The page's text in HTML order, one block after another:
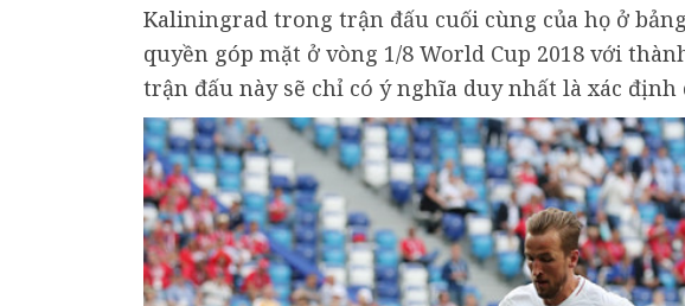
Kaliningrad trong trận đấu cuối cùng của họ ở
quyền góp mặt ở vòng 1/8 World Cup 2018 với
trận đấu này sẽ chỉ có ý nghĩa duy nhất là xác định